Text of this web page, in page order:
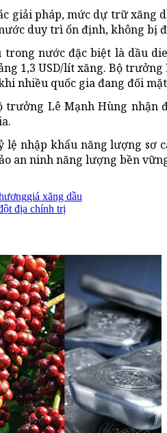
giải pháp, mức dự trữ xăng
duy trì ổn định, không bị
trong nước đặc biệt là dầu
1,3 USD/lít xăng. Bộ
nhiều quốc gia đang đối
trưởng Lê Mạnh Hùng
nhập khẩu năng lượng sơ
an ninh năng lượng bền
giá xăng dầu
địa chính trị